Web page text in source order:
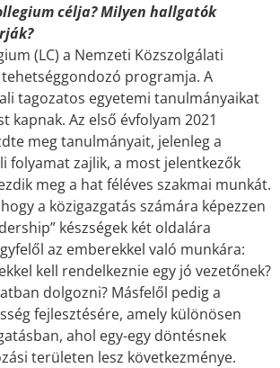
célja? Milyen hallgatók
(LC) a Nemzeti Közszolgálati
programja. A
tagozatos egyetemi tanulmányaikat
kapnak. Az első évfolyam 2021
meg tanulmányait, jelenleg a
folyamat zajlik, a most jelentkezők
meg a hat féléves szakmai munkát.
a közigazgatás számára képezzen
készségek két oldalára
az emberekkel való munkára:
kell rendelkeznie egy jó vezetőnek?
dolgozni? Másfelől pedig a
fejlesztésére, amely különösen
ahol egy-egy döntésnek
területen lesz következménye.